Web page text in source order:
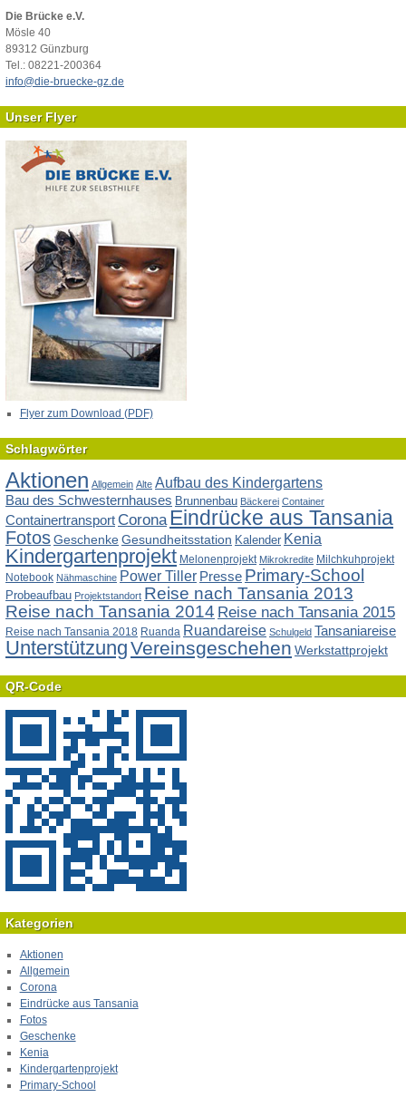
Die Brücke e.V.
Mösle 40
89312 Günzburg
Tel.: 08221-200364
info@die-bruecke-gz.de
Unser Flyer
Flyer zum Download (PDF)
Schlagwörter
Aktionen Allgemein Alte Aufbau des Kindergartens
Bau des Schwesternhauses Brunnenbau Bäckerei Container
Containertransport Corona Eindrücke aus Tansania
FotosGeschenkeGesundheitsstation Kalender Kenia
Kindergartenprojekt Melonenprojekt Mikrokredite Milchkuhprojekt
Notebook Nähmaschine Power Tiller Presse Primary-School
Probeaufbau Projektstandort Reise nach Tansania 2013
Reise nach Tansania 2014 Reise nach Tansania 2015
Reise nach Tansania 2018 Ruanda Ruandareise Schulgeld Tansaniareise
UnterstützungVereinsgeschehen Werkstattprojekt
QR-Code
Kategorien
Aktionen
Allgemein
Corona
Eindrücke aus Tansania
Fotos
Geschenke
Kenia
Kindergartenprojekt
Primary-School